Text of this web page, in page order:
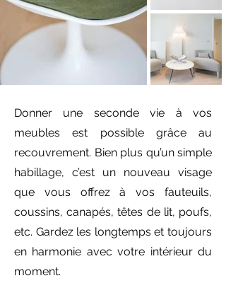
Donner une seconde vie à vos
meubles est possible grâce au
recouvrement. Bien plus qu’un simple
habillage, c’est un nouveau visage
que vous offrez à vos fauteuils,
coussins, canapés, têtes de lit, poufs,
etc. Gardez les longtemps et toujours
en harmonie avec votre intérieur du
moment.